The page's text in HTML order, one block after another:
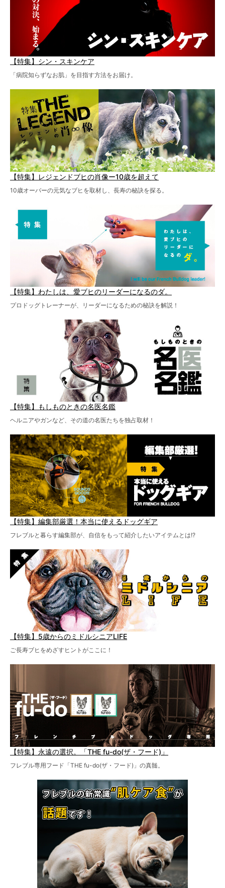
【特集】シン・スキンケア
「病院知らずなお肌」を目指す方法をお届け。
【特集】レジェンドブヒの肖像ー10歳を超えて
10歳オーバーの元気なブヒを取材し、長寿の秘訣を探る。
【特集】わたしは、愛ブヒのリーダーになるのダ。
プロドッグトレーナーが、リーダーになるための秘訣を解説！
【特集】もしものときの名医名鑑
ヘルニアやガンなど、その道の名医たちを独占取材！
【特集】編集部厳選！本当に使えるドッグギア
フレブルと暮らす編集部が、自信をもって紹介したいアイテムとは!?
【特集】5歳からのミドルシニアLIFE
ご長寿ブヒをめざすヒントがここに！
【特集】永遠の選択。「THE fu-do(ザ・フード)」
フレブル専用フード「THE fu-do(ザ・フード)」の真髄。